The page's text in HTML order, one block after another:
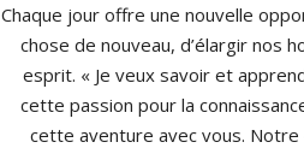
Chaque jour offre une nouvelle
chose de nouveau, d’élargir nos
esprit. « Je veux savoir et
cette passion pour la
cette aventure avec vous.